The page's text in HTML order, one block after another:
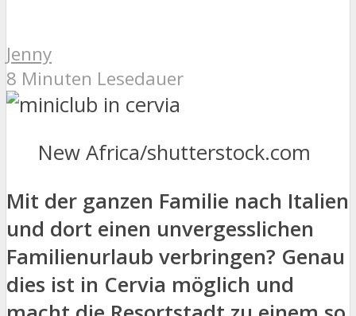
Jenny
8 Minuten Lesedauer
New Africa/shutterstock.com
Mit der ganzen Familie nach Italien
und dort einen unvergesslichen
Familienurlaub verbringen? Genau
dies ist in Cervia möglich und